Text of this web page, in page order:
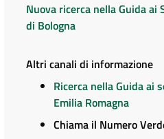
Nuova ricerca nella Guida ai
di Bologna
Altri canali di informazione
Ricerca nella Guida ai
Emilia Romagna
Chiama il Numero